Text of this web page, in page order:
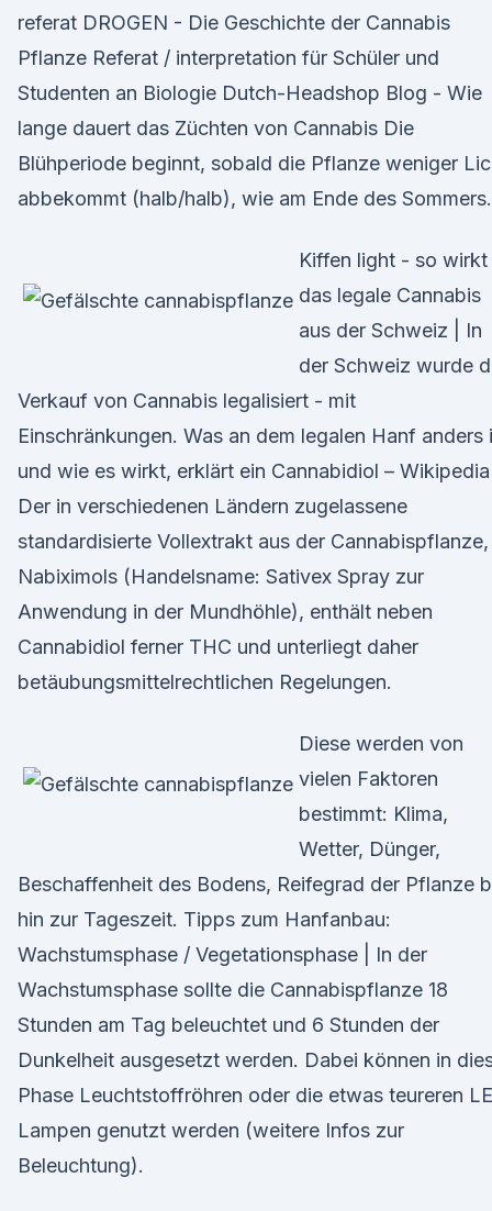
referat DROGEN - Die Geschichte der Cannabis
Pflanze Referat / interpretation für Schüler und
Studenten an Biologie Dutch-Headshop Blog - Wie
lange dauert das Züchten von Cannabis Die
Blühperiode beginnt, sobald die Pflanze weniger
abbekommt (halb/halb), wie am Ende des Sommers.
Kiffen light - so wirkt
das legale Cannabis
aus der Schweiz | In
der Schweiz wurde
Verkauf von Cannabis legalisiert - mit
Einschränkungen. Was an dem legalen Hanf anders
und wie es wirkt, erklärt ein Cannabidiol – Wikipedia
Der in verschiedenen Ländern zugelassene
standardisierte Vollextrakt aus der Cannabispflanze,
Nabiximols (Handelsname: Sativex Spray zur
Anwendung in der Mundhöhle), enthält neben
Cannabidiol ferner THC und unterliegt daher
betäubungsmittelrechtlichen Regelungen.
Diese werden von
vielen Faktoren
bestimmt: Klima,
Wetter, Dünger,
Beschaffenheit des Bodens, Reifegrad der Pflanze
hin zur Tageszeit. Tipps zum Hanfanbau:
Wachstumsphase / Vegetationsphase | In der
Wachstumsphase sollte die Cannabispflanze 18
Stunden am Tag beleuchtet und 6 Stunden der
Dunkelheit ausgesetzt werden. Dabei können in
Phase Leuchtstoffröhren oder die etwas teureren
Lampen genutzt werden (weitere Infos zur
Beleuchtung).